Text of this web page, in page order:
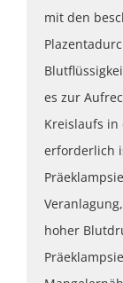
mit den
es zur
Kreislaufs in
erforderlich
hoher